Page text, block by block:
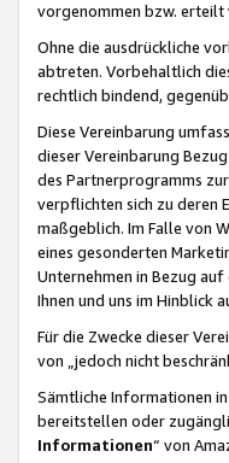
vorgenommen bzw.
Ohne die ausdrückliche
abtreten. Vorbehaltlich
rechtlich bindend,
Diese Vereinbarung
dieser Vereinbarung
des Partnerprogramms
verpflichten sich zu deren
maßgeblich. Im Falle von
eines gesonderten
Unternehmen in Bezug
Ihnen und uns im Hinblick
Für die Zwecke dieser
von „jedoch nicht
Sämtliche Informationen
bereitstellen oder
Informationen“ von